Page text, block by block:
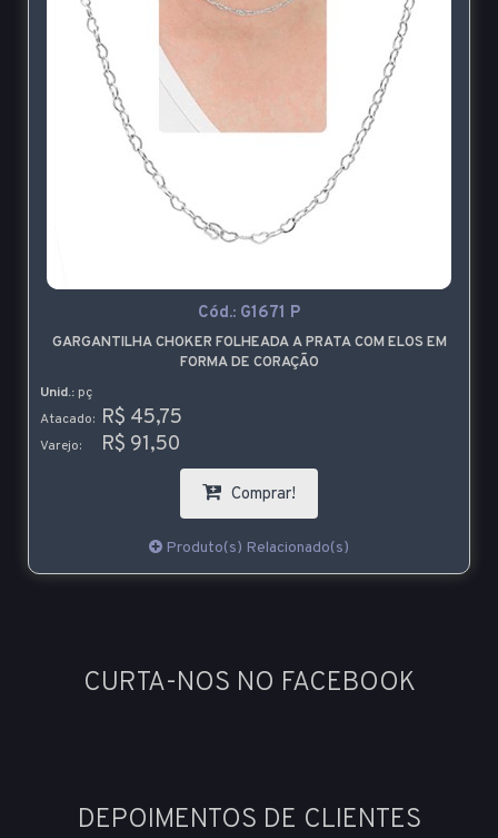
Cód.: G1671 P
GARGANTILHA CHOKER FOLHEADA A PRATA COM ELOS EM
FORMA DE CORAÇÃO
Unid.: pç
Atacado: R$ 45,75
Varejo: R$ 91,50
Comprar!
Produto(s) Relacionado(s)
CURTA-NOS NO FACEBOOK
DEPOIMENTOS DE CLIENTES